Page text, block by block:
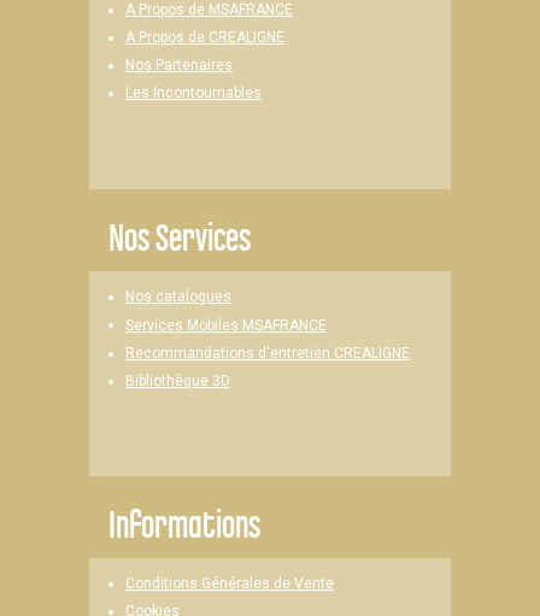
A Propos de MSAFRANCE
A Propos de CREALIGNE
Nos Partenaires
Les Incontournables
Nos Services
Nos catalogues
Services Mobiles MSAFRANCE
Recommandations d'entretien CREALIGNE
Bibliothèque 3D
Informations
Conditions Générales de Vente
Cookies